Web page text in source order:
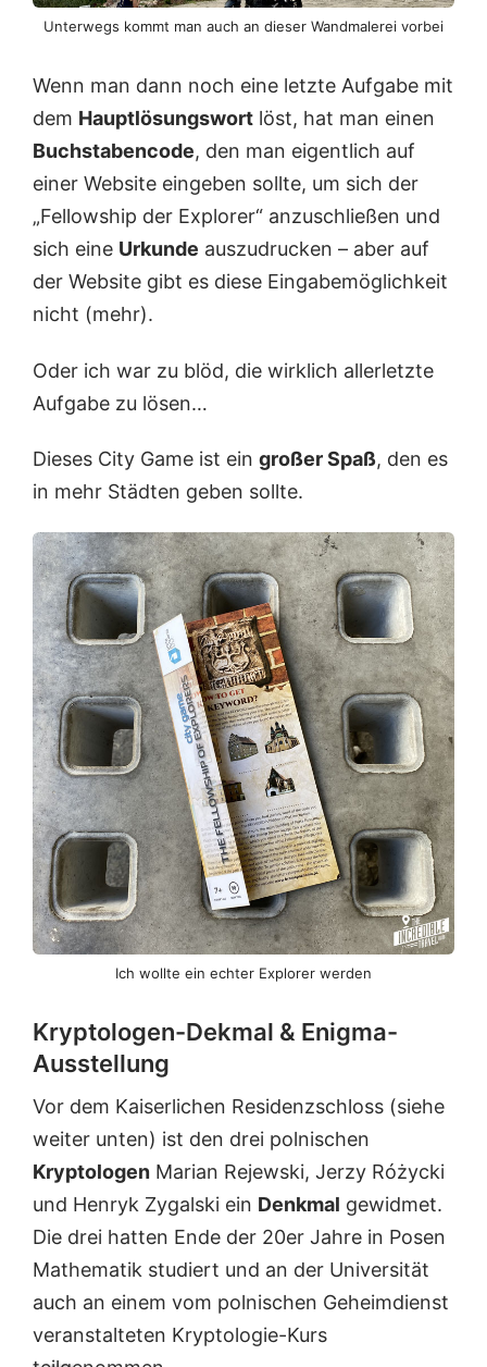
Unterwegs kommt man auch an dieser Wandmalerei vorbei
Wenn man dann noch eine letzte Aufgabe mit
dem Hauptlösungswort löst, hat man einen
Buchstabencode, den man eigentlich auf
einer Website eingeben sollte, um sich der
„Fellowship der Explorer“ anzuschließen und
sich eine Urkunde auszudrucken – aber auf
der Website gibt es diese Eingabemöglichkeit
nicht (mehr).
Oder ich war zu blöd, die wirklich allerletzte
Aufgabe zu lösen…
Dieses City Game ist ein großer Spaß, den es
in mehr Städten geben sollte.
Ich wollte ein echter Explorer werden
Kryptologen-Dekmal & Enigma-
Ausstellung
Vor dem Kaiserlichen Residenzschloss (siehe
weiter unten) ist den drei polnischen
Kryptologen Marian Rejewski, Jerzy Różycki
und Henryk Zygalski ein Denkmal gewidmet.
Die drei hatten Ende der 20er Jahre in Posen
Mathematik studiert und an der Universität
auch an einem vom polnischen Geheimdienst
veranstalteten Kryptologie-Kurs